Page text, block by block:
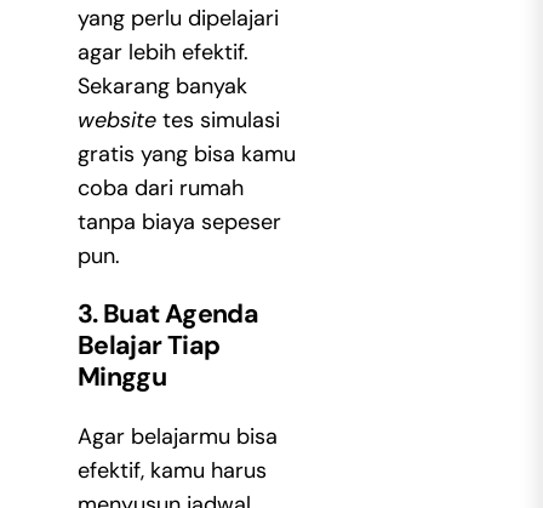
yang perlu dipelajari
agar lebih efektif.
Sekarang banyak
website tes simulasi
gratis yang bisa kamu
coba dari rumah
tanpa biaya sepeser
pun.
3. Buat Agenda
Belajar Tiap
Minggu
Agar belajarmu bisa
efektif, kamu harus